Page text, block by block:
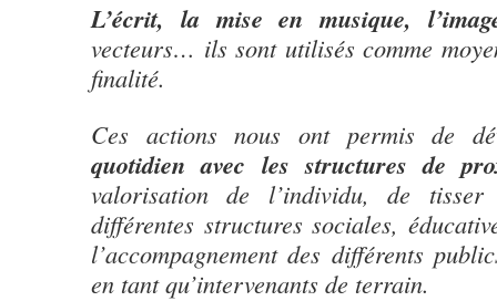
L’écrit, la mise en musique,
vecteurs… ils sont utilisés comme
finalité.
Ces actions nous ont permis de
quotidien avec les structures de
valorisation de l’individu, de
différentes structures sociales,
l’accompagnement des différents
en tant qu’intervenants de terrain.